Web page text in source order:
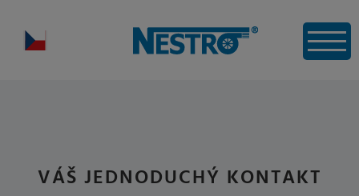
VÁŠ JEDNODUCHÝ KONTAKT